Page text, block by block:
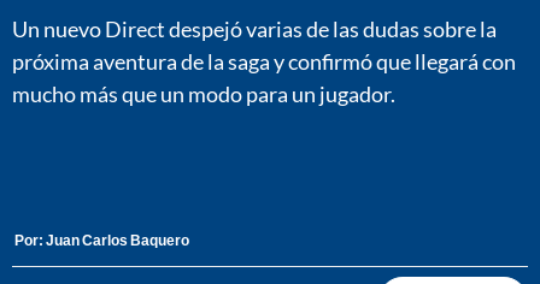
Un nuevo Direct despejó varias de las dudas sobre la
próxima aventura de la saga y confirmó que llegará con
mucho más que un modo para un jugador.
Por: Juan Carlos Baquero